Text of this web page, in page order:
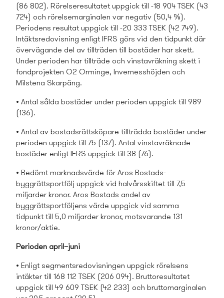
(86 802). Rörelseresultatet uppgick till -18 904 TSEK (43
724) och rörelsemarginalen var negativ (50,4 %).
Periodens resultat uppgick till -20 333 TSEK (42 749).
Intäktsredovisning enligt IFRS görs vid den tidpunkt där
övervägande del av tillträden till bostäder har skett.
Under perioden har tillträde och vinstavräkning skett i
fondprojekten O2 Orminge, Invernesshöjden och
Milstena Skarpäng.
• Antal sålda bostäder under perioden uppgick till 989
(136).
• Antal av bostads­rättsköpare tillträdda bostäder under
perioden uppgick till 75 (137). Antal vinstavräknade
bostäder enligt IFRS uppgick till 38 (76).
• Bedömt marknadsvärde för Aros Bostads­
byggrättsportfölj uppgick vid halvårsskiftet till 7,5
miljarder kronor. Aros Bostads­ andel av
byggrättsportföljens värde uppgick vid samma
tidpunkt till 5,0 miljarder kronor, motsvarande 131
kronor/aktie.
Perioden april–juni
• Enligt segmentsredovisningen uppgick rörelsens
intäkter till 168 112 TSEK (206 094). Bruttoresultatet
uppgick till 49 609 TSEK (42 233) och bruttomarginalen